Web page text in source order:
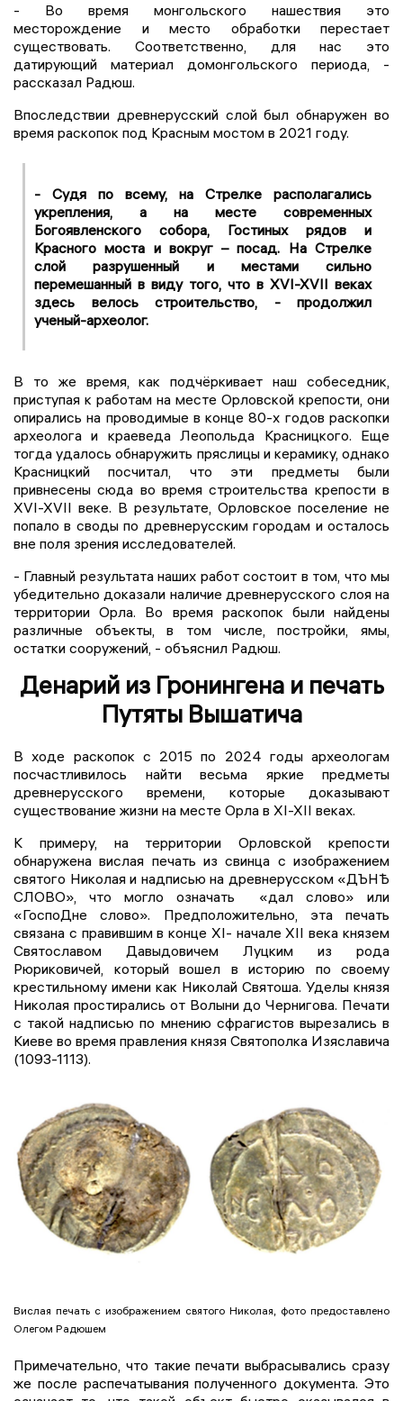
- Во время монгольского нашествия это
месторождение и место обработки перестает
существовать. Соответственно, для нас это
датирующий материал домонгольского периода, -
рассказал Радюш.
Впоследствии древнерусский слой был обнаружен во
время раскопок под Красным мостом в 2021 году.
- Судя по всему, на Стрелке располагались
укрепления, а на месте современных
Богоявленского собора, Гостиных рядов и
Красного моста и вокруг – посад. На Стрелке
слой разрушенный и местами сильно
перемешанный в виду того, что в XVI-XVII веках
здесь велось строительство, - продолжил
ученый-археолог.
В то же время, как подчёркивает наш собеседник,
приступая к работам на месте Орловской крепости, они
опирались на проводимые в конце 80-х годов раскопки
археолога и краеведа Леопольда Красницкого. Еще
тогда удалось обнаружить пряслицы и керамику, однако
Красницкий посчитал, что эти предметы были
привнесены сюда во время строительства крепости в
XVI-XVII веке. В результате, Орловское поселение не
попало в своды по древнерусским городам и осталось
вне поля зрения исследователей.
- Главный результата наших работ состоит в том, что мы
убедительно доказали наличие древнерусского слоя на
территории Орла. Во время раскопок были найдены
различные объекты, в том числе, постройки, ямы,
остатки сооружений, - объяснил Радюш.
Денарий из Гронингена и печать
Путяты Вышатича
В ходе раскопок с 2015 по 2024 годы археологам
посчастливилось найти весьма яркие предметы
древнерусского времени, которые доказывают
существование жизни на месте Орла в XI-XII веках.
К примеру, на территории Орловской крепости
обнаружена вислая печать из свинца с изображением
святого Николая и надписью на древнерусском «ДЪНѢ
СЛОВО», что могло означать «дал слово» или
«ГоспоДне слово». Предположительно, эта печать
связана с правившим в конце XI- начале XII века князем
Святославом Давыдовичем Луцким из рода
Рюриковичей, который вошел в историю по своему
крестильному имени как Николай Святоша. Уделы князя
Николая простирались от Волыни до Чернигова. Печати
с такой надписью по мнению сфрагистов вырезались в
Киеве во время правления князя Святополка Изяславича
(1093-1113).
Вислая печать с изображением святого Николая, фото предоставлено
Олегом Радюшем
Примечательно, что такие печати выбрасывались сразу
же после распечатывания полученного документа. Это